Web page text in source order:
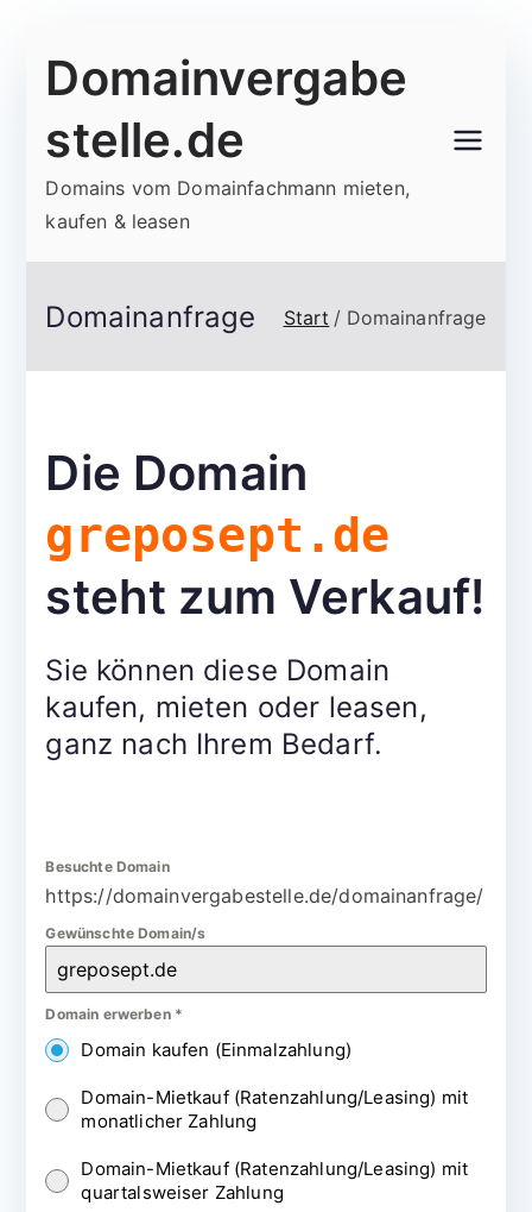
Inhalt
Domainvergabe
stelle.de
Domains vom Domainfachmann mieten,
kaufen & leasen
Domainanfrage Start Domainanfrage
Die Domain
greposept.de
steht zum Verkauf!
Sie können diese Domain
kaufen, mieten oder leasen,
ganz nach Ihrem Bedarf.
Besuchte Domain
https://domainvergabestelle.de/domainanfrage/
Gewünschte Domain/s
Domain erwerben *
Domain kaufen (Einmalzahlung)
Domain-Mietkauf (Ratenzahlung/Leasing) mit
monatlicher Zahlung
Domain-Mietkauf (Ratenzahlung/Leasing) mit
quartalsweiser Zahlung